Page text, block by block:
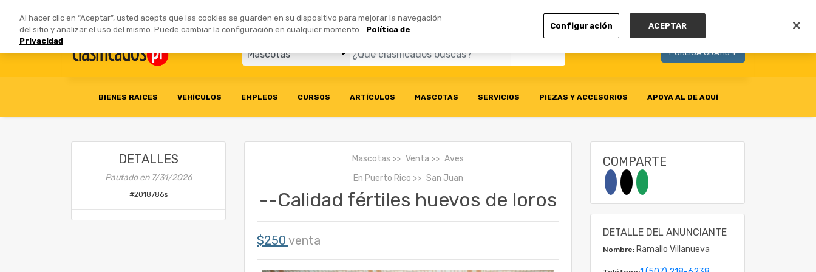
Anúnciate | Tarifas Socios Comerciales
PUBLICA GRATIS +
BIENES RAICES VEHÍCULOS EMPLEOS CURSOS ARTÍCULOS MASCOTAS SERVICIOS PIEZAS Y ACCESORIOS APOYA AL DE AQUÍ
DETALLES
Pautado en 7/31/2026
#2018786s
Mascotas Venta
Aves
En Puerto Rico San Juan
--Calidad fértiles huevos de loros
$250 venta
COMPARTE
DETALLE DEL ANUNCIANTE
Nombre: Ramallo Villanueva
Al hacer clic en “Aceptar”, usted acepta que las cookies se guarden en su dispositivo para mejorar la navegación
del sitio y analizar el uso del mismo. Puede cambiar la configuración en cualquier momento.
Política de
Privacidad
Configuración ACEPTAR